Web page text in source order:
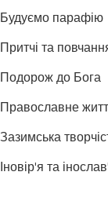
Будуємо парафію
Притчі та
Подорож до Бога
Православне
Зазимська
Іновір'я та